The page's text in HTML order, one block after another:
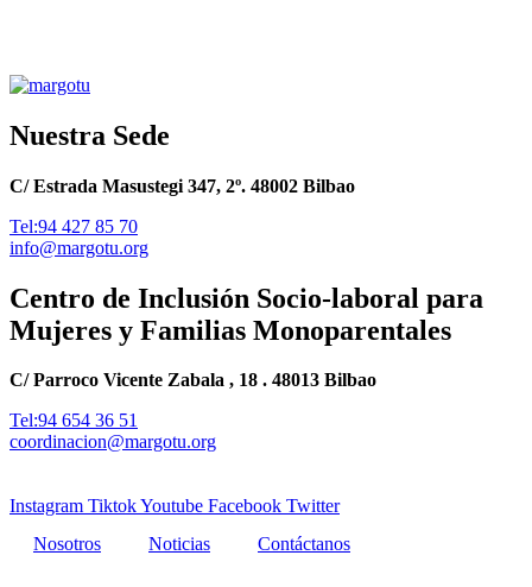
Nuestra Sede
C/ Estrada Masustegi 347, 2º. 48002 Bilbao
Tel:94 427 85 70
info@margotu.org
Centro de Inclusión Socio-laboral para
Mujeres y Familias Monoparentales
C/ Parroco Vicente Zabala , 18 . 48013 Bilbao
Tel:94 654 36 51
coordinacion@margotu.org
Instagram TiktokYoutube Facebook Twitter
Nosotros
Noticias Contáctanos